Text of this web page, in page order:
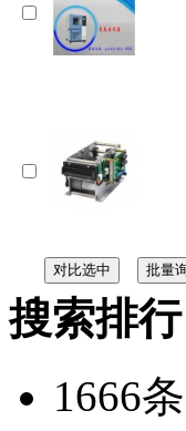
搜索排行
1666条